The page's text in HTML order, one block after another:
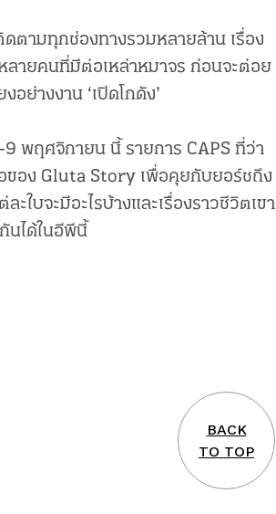
ามทุกช่องทางรวมหลายล้าน เรื่อง
ลายคนที่มีต่อเหล่าหมาจร ก่อนจะต่อย
ย่างงาน ‘เปิดโกดัง’
9 พฤศจิกายน นี้ รายการ CAPS ที่ว่า
ของ Gluta Story เพื่อคุยกับยอร์ชถึง
บจะมีอะไรบ้างและเรื่องราวชีวิตเขา
นได้ในอีพีนี้
BACK
TO TOP